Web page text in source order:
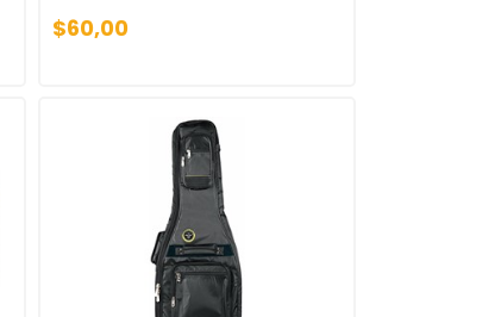
$60,00